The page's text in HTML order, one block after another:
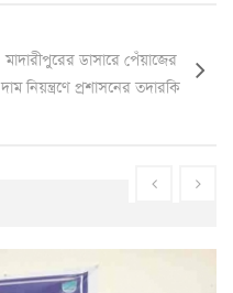
মাদারীপুরের ডাসারে পেঁয়াজের
দাম নিয়ন্ত্রণে প্রশাসনের তদারকি